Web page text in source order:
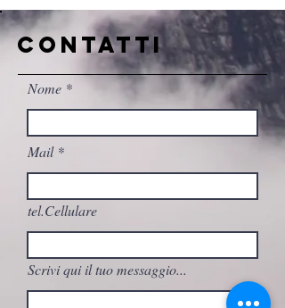
CONTATTI
Nome
Mail
tel.Cellulare
Scrivi qui il tuo messaggio...